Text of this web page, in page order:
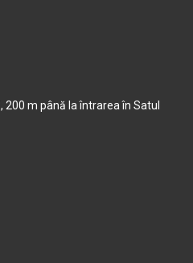
m până la întrarea în Satul